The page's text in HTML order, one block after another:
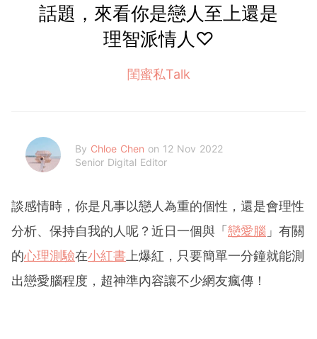
話題，來看你是戀人至上還是
理智派情人♡
閨蜜私Talk
By Chloe Chen on 12 Nov 2022
Senior Digital Editor
談感情時，你是凡事以戀人為重的個性，還是會理性
分析、保持自我的人呢？近日一個與「 戀愛腦 」有關
的心理測驗在小紅書 上爆紅，只要簡單一分鐘就能測
出戀愛腦程度，超神準內容讓不少網友瘋傳！